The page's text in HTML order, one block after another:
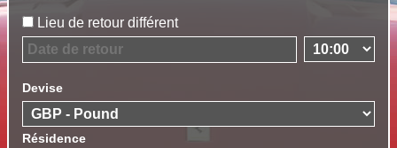
Lieu de retour différent
Devise
Résidence